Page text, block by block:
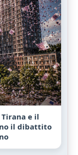
e il
il dibattito